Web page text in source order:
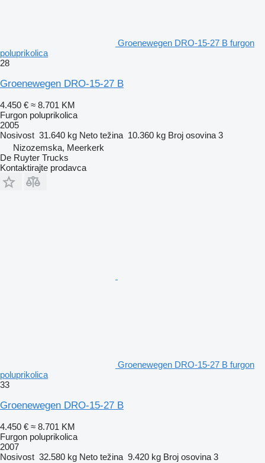
Groenewegen DRO-15-27 B furgon
poluprikolica
28
Groenewegen DRO-15-27 B
4.450 € ≈ 8.701 KM
Furgon poluprikolica
2005
Nosivost 31.640 kg Neto težina 10.360 kg Broj osovina 3
Nizozemska, Meerkerk
De Ruyter Trucks
Kontaktirajte prodavca
Groenewegen DRO-15-27 B furgon
poluprikolica
33
Groenewegen DRO-15-27 B
4.450 € ≈ 8.701 KM
Furgon poluprikolica
2007
Nosivost 32.580 kg Neto težina 9.420 kg Broj osovina 3